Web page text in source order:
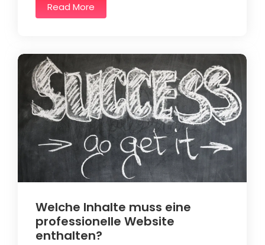
Read More
Welche Inhalte muss eine
professionelle Website
enthalten?